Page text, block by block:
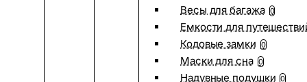
Весы для багажа 0
Емкости для
Кодовые замки 0
Маски для сна 0
Надувные подушки 0